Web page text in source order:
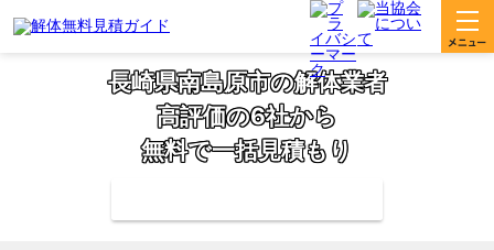
長崎県南島原市の解体業者
高評価の6社から
無料で一括見積もり